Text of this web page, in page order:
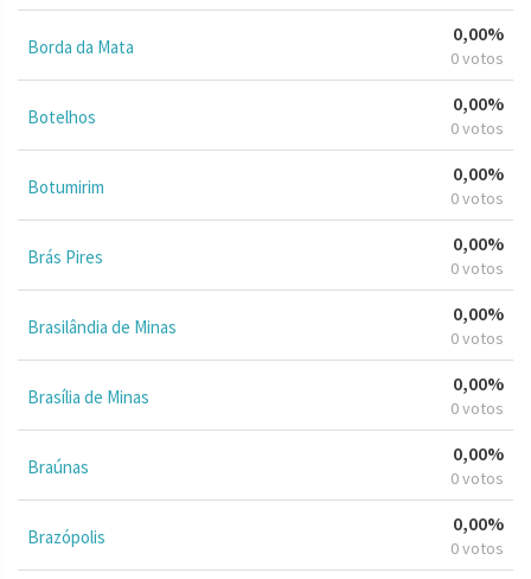
Borda da Mata
0,00%
0 votos
Botelhos
0,00%
0 votos
Botumirim
0,00%
0 votos
Brás Pires
0,00%
0 votos
Brasilândia de Minas
0,00%
0 votos
Brasília de Minas
0,00%
0 votos
Braúnas
0,00%
0 votos
Brazópolis
0,00%
0 votos